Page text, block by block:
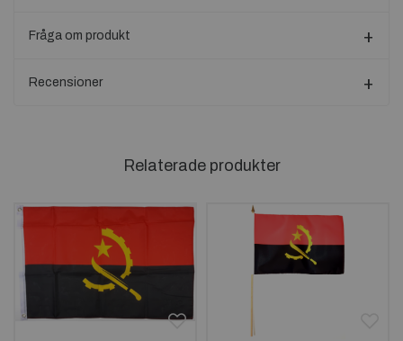
Fråga om produkt
Recensioner
Relaterade produkter